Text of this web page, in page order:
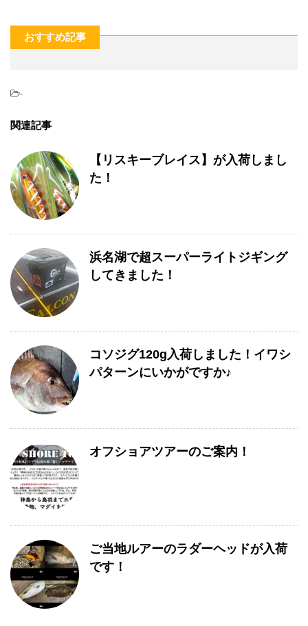
おすすめ記事
-
関連記事
【リスキーブレイス】が入荷しまし
た！
浜名湖で超スーパーライトジギング
してきました！
コソジグ120g入荷しました！イワシ
パターンにいかがですか♪
オフショアツアーのご案内！
ご当地ルアーのラダーヘッドが入荷
です！